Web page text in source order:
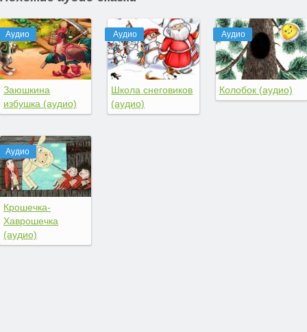
Аудио
Заюшкина
избушка (аудио)
Аудио
Крошечка-
Хаврошечка
(аудио)
Аудио
Школа снеговиков
(аудио)
Аудио
Колобок (аудио)